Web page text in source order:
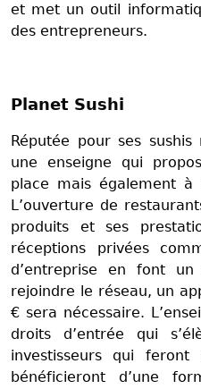
et met un outil
des entrepreneurs.
Planet Sushi
Réputée pour ses sushis
une enseigne qui
place mais également
L’ouverture de
produits et ses
réceptions privées
d’entreprise en font
rejoindre le réseau, un
€ sera nécessaire.
droits d’entrée qui
investisseurs qui
bénéficieront d’une